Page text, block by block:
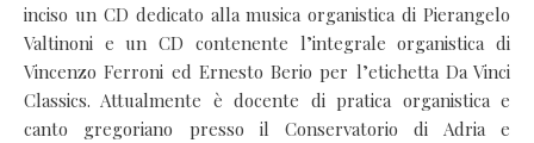
inciso un CD dedicato alla musica organistica di Pierangelo
Valtinoni e un CD contenente l’integrale organistica di
Vincenzo Ferroni ed Ernesto Berio per l’etichetta Da Vinci
Classics. Attualmente è docente di pratica organistica e
canto gregoriano presso il Conservatorio di Adria e